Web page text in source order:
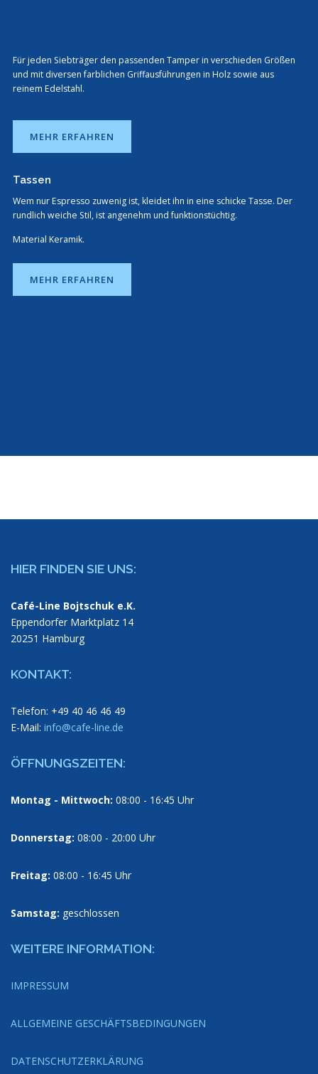
Für jeden Siebträger den passenden Tamper in verschieden Größen
und mit diversen farblichen Griffausführungen in Holz sowie aus
reinem Edelstahl.
MEHR ERFAHREN
Tassen
Wem nur Espresso zuwenig ist, kleidet ihn in eine schicke Tasse. Der
rundlich weiche Stil, ist angenehm und funktionstüchtig.
Material Keramik.
MEHR ERFAHREN
HIER FINDEN SIE UNS:
Café-Line Bojtschuk e.K.
Eppendorfer Marktplatz 14
20251 Hamburg
KONTAKT:
Telefon: +49 40 46 46 49
E-Mail: info@cafe-line.de
ÖFFNUNGSZEITEN:
Montag - Mittwoch: 08:00 - 16:45 Uhr
Donnerstag: 08:00 - 20:00 Uhr
Freitag: 08:00 - 16:45 Uhr
Samstag: geschlossen
WEITERE INFORMATION:
IMPRESSUM
ALLGEMEINE GESCHÄFTSBEDINGUNGEN
DATENSCHUTZERKLÄRUNG